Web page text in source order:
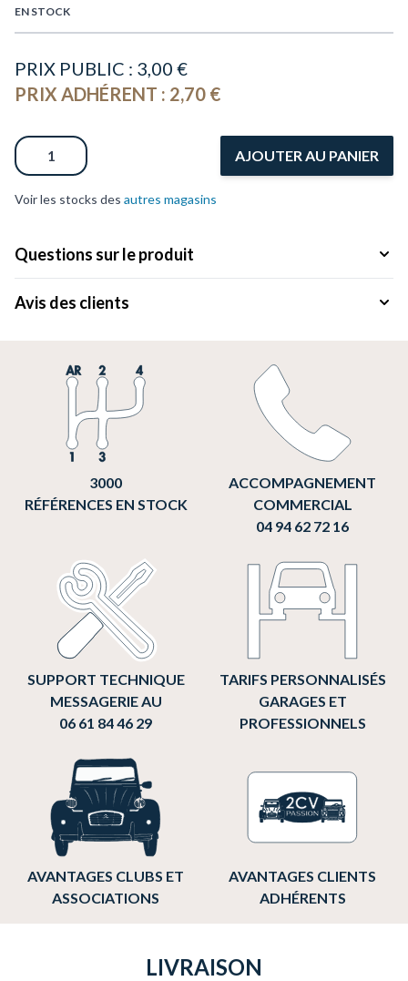
EN STOCK
PRIX PUBLIC : 3,00 €
PRIX ADHÉRENT : 2,70 €
Quantité
AJOUTER AU PANIER
Voir les stocks des autres magasins
Questions sur le produit
Avis des clients
3000
RÉFÉRENCES EN STOCK
ACCOMPAGNEMENT
COMMERCIAL
04 94 62 72 16
SUPPORT TECHNIQUE
MESSAGERIE AU
06 61 84 46 29
TARIFS PERSONNALISÉS
GARAGES ET
PROFESSIONNELS
AVANTAGES CLUBS ET
ASSOCIATIONS
AVANTAGES CLIENTS
ADHÉRENTS
LIVRAISON